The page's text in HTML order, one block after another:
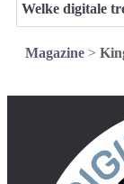
Welke digitale
Magazine>